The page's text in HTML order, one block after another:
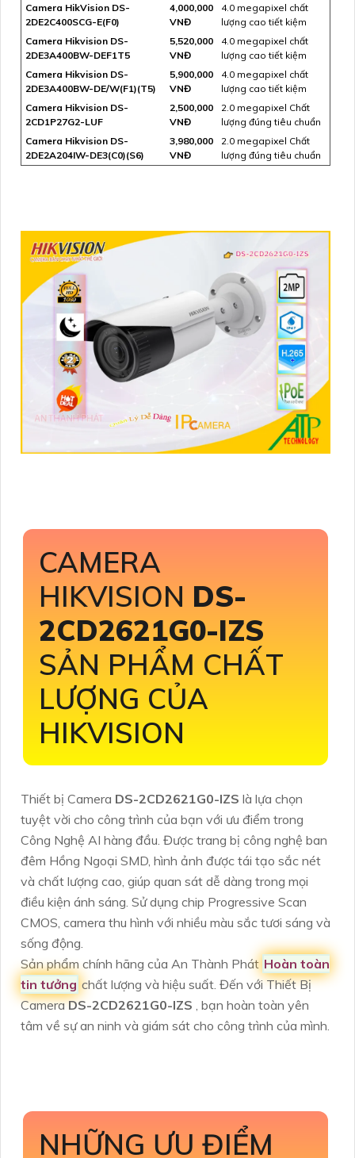
Camera HikVision DS-
2DE2C400SCG-E(F0)
4,000,000
VNĐ
4.0 megapixel chất
lượng cao tiết kiệm
Camera Hikvision DS-
2DE3A400BW-DEF1T5
5,520,000
VNĐ
4.0 megapixel chất
lượng cao tiết kiệm
Camera Hikvision DS-
2DE3A400BW-DE/W(F1)(T5)
5,900,000
VNĐ
4.0 megapixel chất
lượng cao tiết kiệm
Camera Hikvision DS-
2CD1P27G2-LUF
2,500,000
VNĐ
2.0 megapixel Chất
lượng đúng tiêu chuẩn
Camera Hikvision DS-
2DE2A204IW-DE3(C0)(S6)
3,980,000
VNĐ
2.0 megapixel Chất
lượng đúng tiêu chuẩn
CAMERA
HIKVISION DS-
2CD2621G0-IZS
SẢN PHẨM CHẤT
LƯỢNG CỦA
HIKVISION
Thiết bị Camera DS-2CD2621G0-IZS là lựa chọn
tuyệt vời cho công trình của bạn với ưu điểm trong
Công Nghệ AI hàng đầu. Được trang bị công nghệ ban
đêm Hồng Ngoại SMD, hình ảnh được tái tạo sắc nét
và chất lượng cao, giúp quan sát dễ dàng trong mọi
điều kiện ánh sáng. Sử dụng chip Progressive Scan
CMOS, camera thu hình với nhiều màu sắc tươi sáng và
sống động.
Sản phẩm chính hãng của An Thành Phát Hoàn toàn
tin tưởng chất lượng và hiệu suất. Đến với Thiết Bị
CameraDS-2CD2621G0-IZS , bạn hoàn toàn yên
tâm về sự an ninh và giám sát cho công trình của mình.
NHỮNG ƯU ĐIỂM